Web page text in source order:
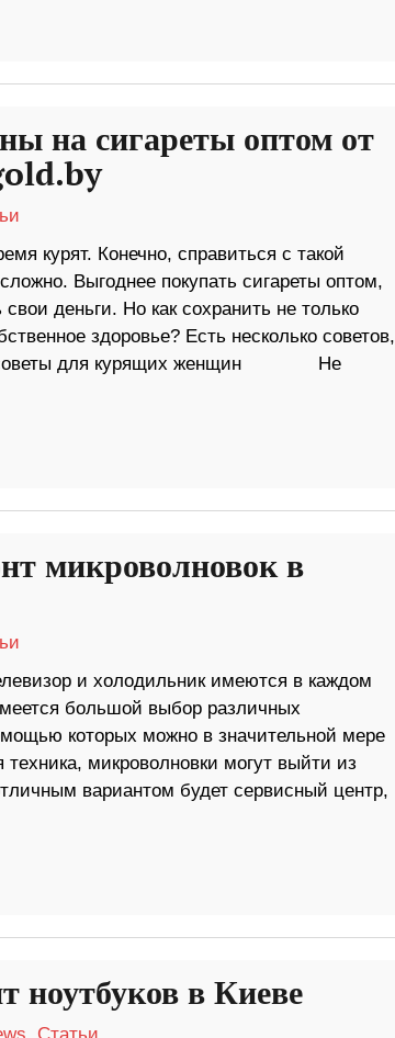
на сигареты оптом от
курят. Конечно, справиться с такой
Выгоднее покупать сигареты оптом,
деньги. Но как сохранить не только
здоровье? Есть несколько советов,
советы для курящих женщин Не
микроволновок в
и холодильник имеются в каждом
большой выбор различных
которых можно в значительной мере
микроволновки могут выйти из
вариантом будет сервисный центр,
ноутбуков в Киеве